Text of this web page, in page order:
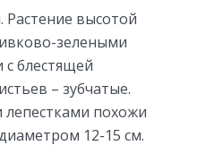
Растение высотой
зелеными
блестящей
– зубчатые.
лепестками похожи
12-15 см.